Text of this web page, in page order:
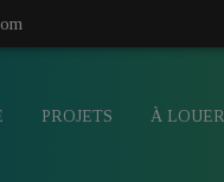
PROJETS À LOUER